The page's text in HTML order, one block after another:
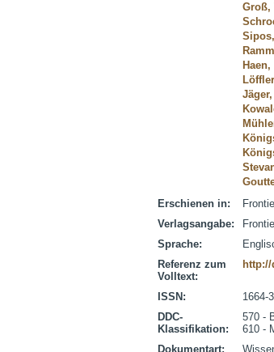
Groß,
Erschienen in:
Verlagsangabe:
Sprache:
Referenz zum
Volltext:
http://
ISSN:
1664-
DDC-
Klassifikation:
570 -
610 -
Dokumentart: